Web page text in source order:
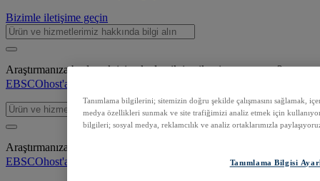
Bizimle iletişime geçin
Araştırmanıza başlamak için akademik içerik mi arıyorsunuz?
EBSCOhost'a giriş yap
Araştırmanıza başlamak için akademik içerik mi arıyorsunuz?
EBSCOhost'a giriş yap
Tanımlama bilgilerini; sitemizin doğru şekilde çalışmasını sağlamak,
medya özellikleri sunmak ve site trafiğimizi analiz etmek için
bilgileri; sosyal medya, reklamcılık ve analiz ortaklarımızla
Tanımlama Bilgisi